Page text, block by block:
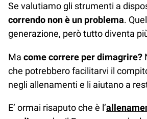
Se valutiamo gli strumenti a
correndo non è un problema.
generazione, però tutto diventa
Ma come correre per dimagrire?
che potrebbero facilitarvi il
negli allenamenti e li aiutano a
E’ ormai risaputo che è l’